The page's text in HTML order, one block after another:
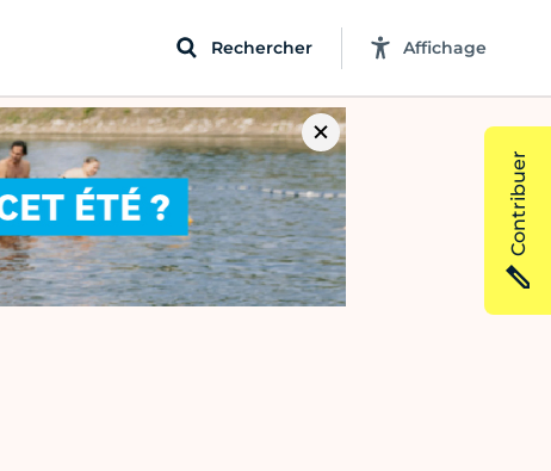
Rechercher Affichage
Contribuer